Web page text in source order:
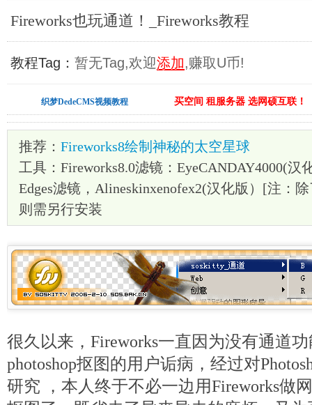
Fireworks也玩通道！_Fireworks教程
教程Tag： 暂无Tag,欢迎添加,赚取U币!
织梦DedeCMS视频教程 买空间 租服务器 选网硕互联！
推荐： Fireworks8绘制神秘的太空星球
工具：Fireworks8.0滤镜：EyeCANDAY4000(汉
Edges滤镜，Alineskinxenofex2(汉化版）[注：
则需另行安装
很久以来，Fireworks一直因为没有通道
photoshop抠图的用户诟病，经过对
研究 ，本人终于不必一边用Fireworks做